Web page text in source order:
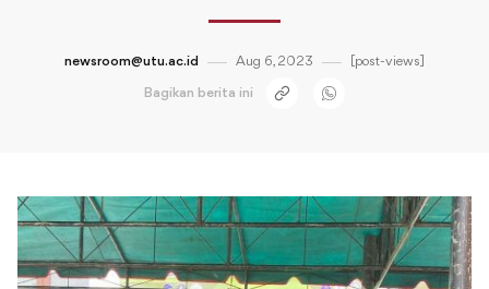
newsroom@utu.ac.id Aug 6, 2023 [post-views]
Bagikan berita ini